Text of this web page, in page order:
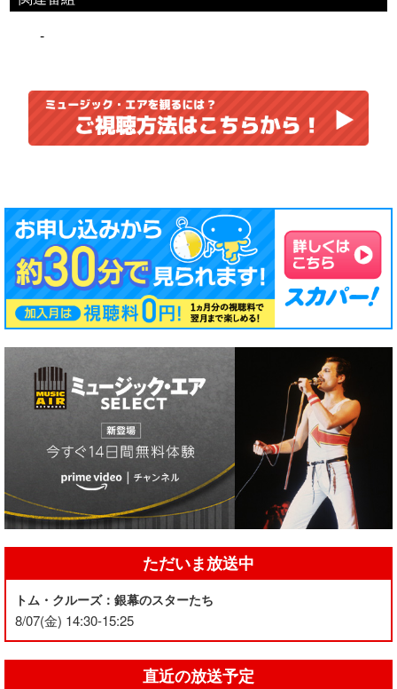
-
ただいま放送中
トム・クルーズ：銀幕のスターたち
8/07(金) 14:30-15:25
直近の放送予定